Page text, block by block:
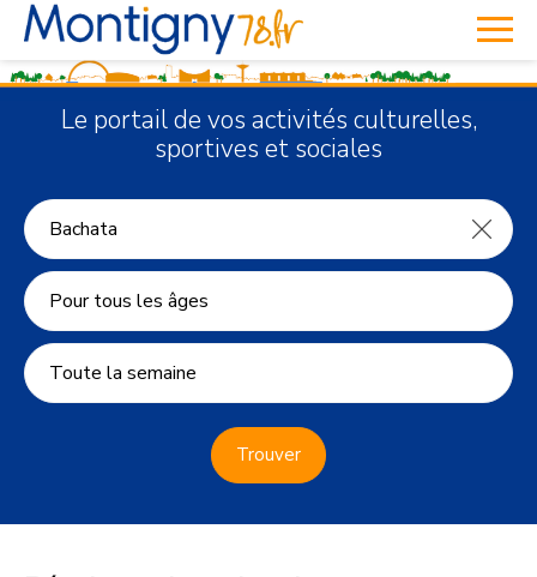
Le portail de vos activités culturelles,
sportives et sociales
Pour tous les âges
Toute la semaine
Trouver